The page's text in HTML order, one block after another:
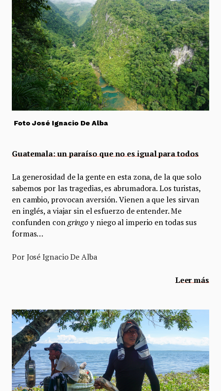
Foto José Ignacio De Alba
Guatemala: un paraíso que no es igual para todos
La generosidad de la gente en esta zona, de la que solo
sabemos por las tragedias, es abrumadora. Los turistas,
en cambio, provocan aversión. Vienen a que les sirvan
en inglés, a viajar sin el esfuerzo de entender. Me
confunden congringo y niego al imperio en todas sus
formas…
Por José Ignacio De Alba
Leer más